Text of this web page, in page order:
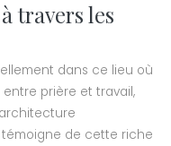
travers les
dans ce lieu où
prière et travail,
témoigne de cette riche